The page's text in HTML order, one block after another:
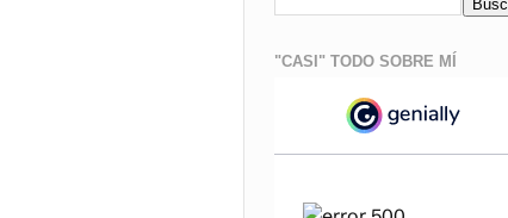
"CASI" TODO SOBRE MÍ